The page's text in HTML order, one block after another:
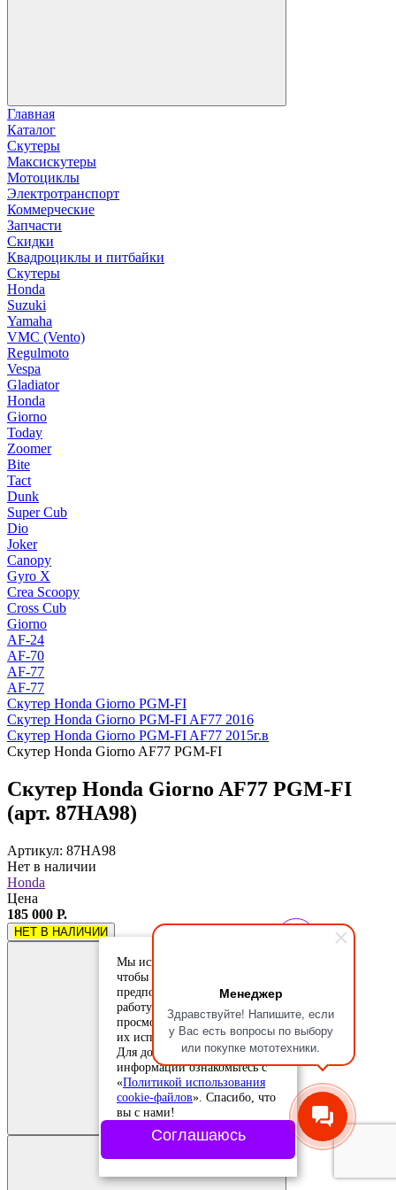
Менеджер
Здравствуйте! Напишите, если
у Вас есть вопросы по выбору
или покупке мототехники.
Главная
Каталог
Скутеры
Максискутеры
Мотоциклы
Электротранспорт
Коммерческие
Запчасти
Скидки
Квадроциклы и питбайки
Скутеры
Honda
Suzuki
Yamaha
VMC (Vento)
Regulmoto
Vespa
Gladiator
Honda
Giorno
Today
Zoomer
Bite
Tact
Dunk
Super Cub
Dio
Joker
Canopy
Gyro X
Crea Scoopy
Cross Cub
Giorno
AF-24
AF-70
AF-77
AF-77
Скутер Honda Giorno PGM-FI
Скутер Honda Giorno PGM-FI AF77 2016
Скутер Honda Giorno PGM-FI AF77 2015г.в
Скутер Honda Giorno AF77 PGM-FI
Скутер Honda Giorno AF77 PGM-FI
(арт. 87HA98)
Артикул: 87HA98
Нет в наличии
Honda
Цена
185 000 Р.
НЕТ В НАЛИЧИИ
Добавить в
сравнение
Добавлено в
Мы используем cookie-файлы,
чтобы учесть ваши
предпочтения и улучшить
работу сайта. Продолжая
просмотр, вы соглашаетесь с
их использованием.
Для дополнительной
информации ознакомьтесь с
«Политикой использования
cookie-файлов». Спасибо, что
вы с нами!
Соглашаюсь